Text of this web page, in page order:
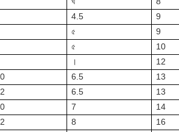
4.5
9
৫
9
৫
10
।
12
6.5
13
6.5
13
7
14
8
16